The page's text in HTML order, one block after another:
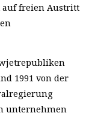
auf freien Austritt
1991 von der
unternehmen